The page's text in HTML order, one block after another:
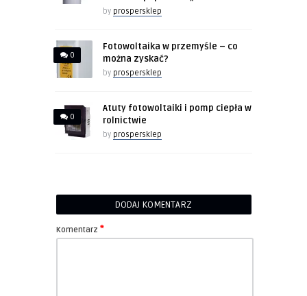
by prospersklep
0
Fotowoltaika w przemyśle – co
można zyskać?
by prospersklep
0
Atuty fotowoltaiki i pomp ciepła w
rolnictwie
by prospersklep
DODAJ KOMENTARZ
Komentarz *